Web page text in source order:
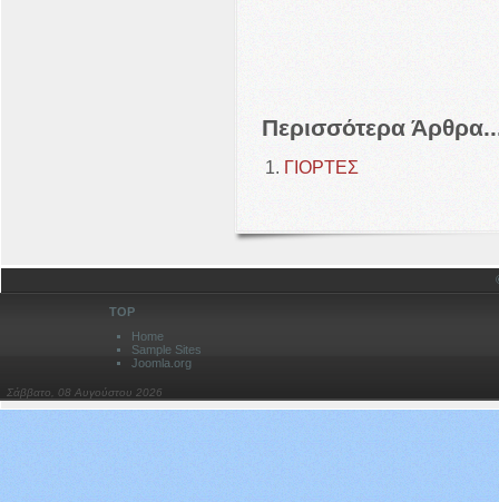
Περισσότερα
ΓΙΟΡΤΕΣ
TOP
Home
Sample Sites
Joomla.org
Σάββατο, 08 Αυγούστου 2026